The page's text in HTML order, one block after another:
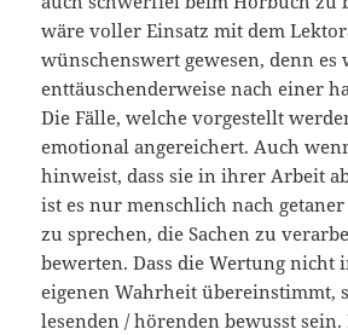
wäre voller Einsatz mit dem
wünschenswert gewesen, denn es
enttäuschenderweise nach einer
Die Fälle, welche vorgestellt
emotional angereichert. Auch
hinweist, dass sie in ihrer Arbeit
ist es nur menschlich nach
zu sprechen, die Sachen zu
bewerten. Dass die Wertung nicht
eigenen Wahrheit übereinstimmt,
lesenden / hörenden bewusst